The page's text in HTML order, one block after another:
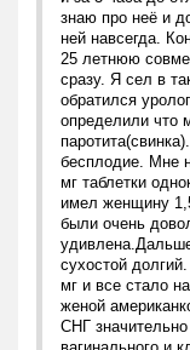
знаю про неё и
ней навсегда.
25 летнюю
сразу. Я сел в
обратился
определили что
бесплодие. Мне
мг таблетки
имел женщину
были очень
сухостой
мг и все стало
женой
СНГ